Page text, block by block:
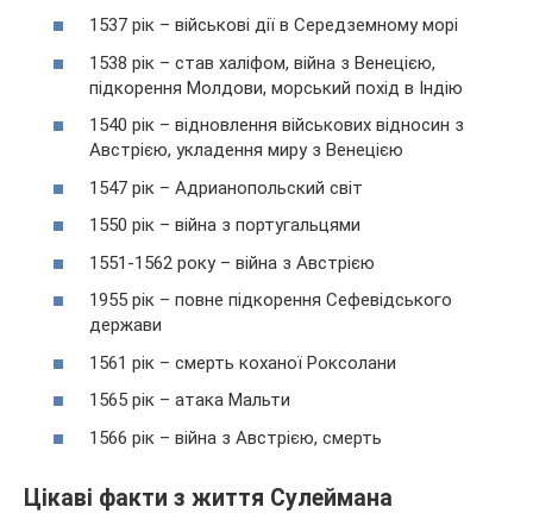
1537 рік – військові дії в Середземному морі
1538 рік – став халіфом, війна з Венецією,
підкорення Молдови, морський похід в Індію
1540 рік – відновлення військових відносин з
Австрією, укладення миру з Венецією
1547 рік – Адрианопольский світ
1550 рік – війна з португальцями
1551-1562 року – війна з Австрією
1955 рік – повне підкорення Сефевідського
держави
1561 рік – смерть коханої Роксолани
1565 рік – атака Мальти
1566 рік – війна з Австрією, смерть
Цікаві факти з життя Сулеймана